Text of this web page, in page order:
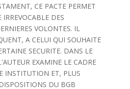
CE PACTE PERMET
DES
VOLONTES. IL
A CELUI QUI SOUHAITE
SECURITE. DANS LE
EXAMINE LE CADRE
INSTITUTION ET, PLUS
DU BGB